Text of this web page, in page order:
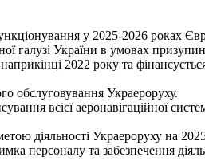
у 2025-2026 роках
галузі України в умовах
2022 року та
обслуговування Украероруху.
всієї аеронавігаційної
діяльності Украероруху на
персоналу та забезпечення